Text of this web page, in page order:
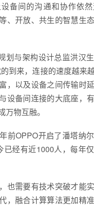
备间的沟通和协作依
、开放、共生的智慧生
划与架构设计总监洪汉
到来，连接的速度越来
，以及设备之间传输时
设备间连接的大底座，
万物互融。
前OPPO开启了潘塔纳
已经有近1000人，每年
也需要有技术突破才能
，融合计算算法更加精准